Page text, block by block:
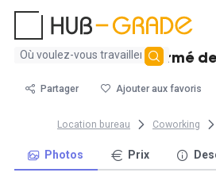
Aucun
trouvé
Charmant bureau fermé
Partager Ajouter aux favoris
Location bureau Coworking
Photos Prix